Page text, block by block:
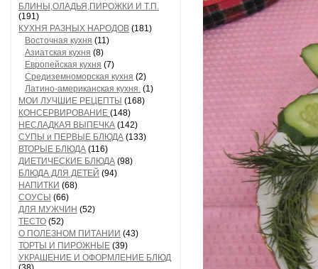
БЛИНЫ,ОЛАДЬЯ,ПИРОЖКИ И Т.П.
(191)
КУХНЯ РАЗНЫХ НАРОДОВ (181)
Восточная кухня (11)
Азиатская кухня (8)
Европейская кухня (7)
Средиземноморская кухня (2)
Латино-американская кухня. (1)
МОИ ЛУЧШИЕ РЕЦЕПТЫ (168)
КОНСЕРВИРОВАНИЕ (148)
НЕСЛАДКАЯ ВЫПЕЧКА (142)
СУПЫ и ПЕРВЫЕ БЛЮДА (133)
ВТОРЫЕ БЛЮДА (116)
ДИЕТИЧЕСКИЕ БЛЮДА (98)
БЛЮДА ДЛЯ ДЕТЕЙ (94)
НАПИТКИ (68)
СОУСЫ (66)
ДЛЯ МУЖЧИН (52)
ТЕСТО (52)
О ПОЛЕЗНОМ ПИТАНИИ (43)
ТОРТЫ И ПИРОЖНЫЕ (39)
УКРАШЕНИЕ И ОФОРМЛЕНИЕ БЛЮД